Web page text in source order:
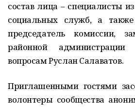
состав лица – специалисты
социальных служб, а также
председатель комиссии,
районной
вопросам Руслан Салаватов.
Приглашенными гостями
волонтеры сообщества